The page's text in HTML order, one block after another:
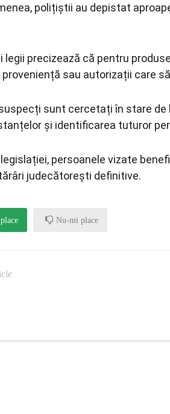
polițiștii au depistat
legii precizează că pentru
proveniență sau autorizații care
sunt cercetați în stare
și identificarea tuturor
persoanele vizate
judecătorești definitive.
Nu-mi place